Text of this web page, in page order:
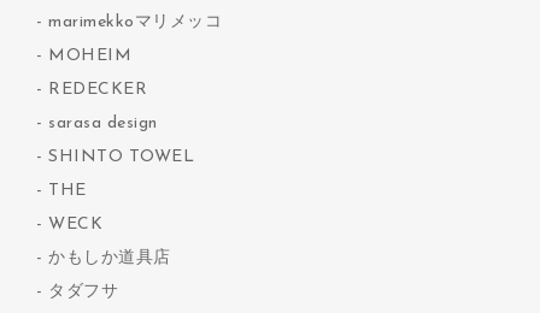
marimekkoマリメッコ
MOHEIM
REDECKER
sarasa design
SHINTO TOWEL
THE
WECK
かもしか道具店
タダフサ